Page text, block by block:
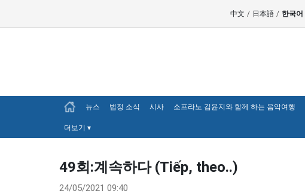
中文 / 日本語 / 한국어
뉴스 법정 소식 시사 소프라노 김윤지와 함께 하는 음악여행
더보기 ▾
49회:계속하다 (Tiếp, theo..)
24/05/2021 09:40